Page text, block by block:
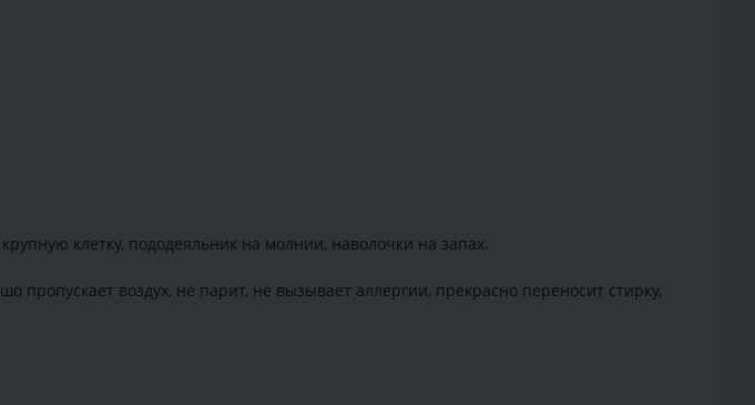
клетку, пододеяльник на молнии, наволочки на запах.
пропускает воздух, не парит, не вызывает аллергии, прекрасно переносит стирку,